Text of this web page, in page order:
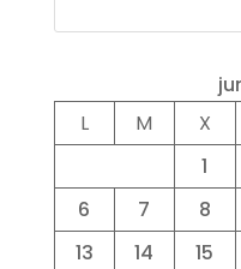
L
M X
1
6
7 8
13
14 15